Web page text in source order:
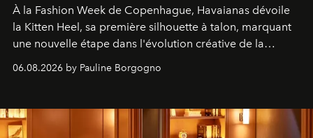
À la Fashion Week de Copenhague, Havaianas dévoile
la Kitten Heel, sa première silhouette à talon, marquant
une nouvelle étape dans l'évolution créative de la
06.08.2026 by Pauline Borgogno